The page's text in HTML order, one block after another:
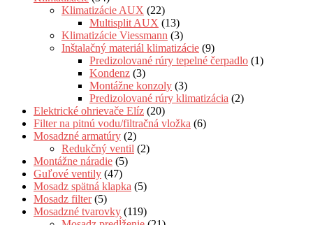
Klimatizácie AUX (22)
Multisplit AUX (13)
Klimatizácie Viessmann (3)
Inštalačný materiál klimatizácie (9)
Predizolované rúry tepelné čerpadlo (1)
Kondenz (3)
Montážne konzoly (3)
Predizolované rúry klimatizácia (2)
Elektrické ohrievače Elíz (20)
Filter na pitnú vodu/filtračná vložka (6)
Mosadzné armatúry (2)
Redukčný ventil (2)
Montážne náradie (5)
Guľové ventily (47)
Mosadz spätná klapka (5)
Mosadz filter (5)
Mosadzné tvarovky (119)